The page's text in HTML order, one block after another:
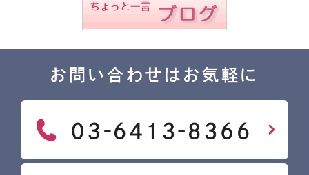
お問い合わせはお気軽に